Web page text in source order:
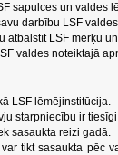
sapulces un valdes
darbību LSF
atbalstīt LSF mērķu
valdes noteiktajā
LSF lēmējinstitūcija.
starpniecību ir
sasaukta reizi gadā.
tikt sasaukta pēc